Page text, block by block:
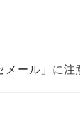
ール」に注